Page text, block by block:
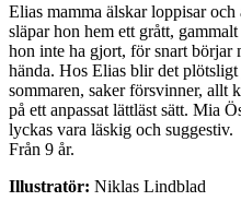
Elias mamma älskar loppisar
släpar hon hem ett grått,
hon inte ha gjort, för snart
hända. Hos Elias blir det
sommaren, saker försvinner, allt
på ett anpassat lättläst sätt. Mia
lyckas vara läskig och suggestiv.
Från 9 år.
Illustratör: Niklas Lindblad